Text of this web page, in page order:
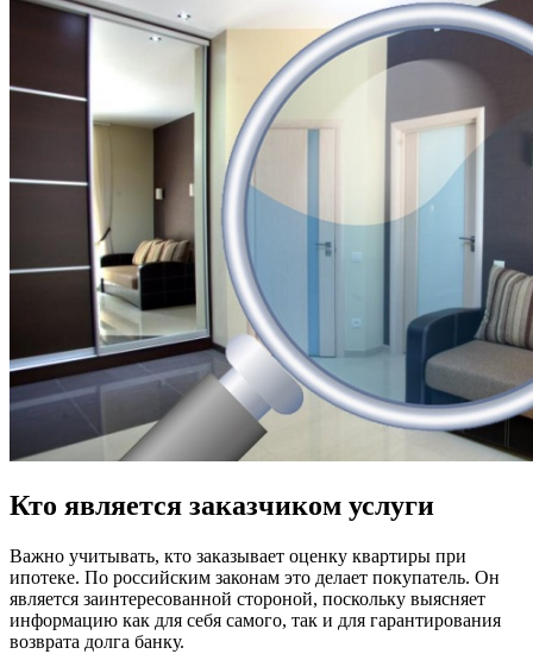
Кто является заказчиком услуги
Важно учитывать, кто заказывает оценку квартиры при
ипотеке. По российским законам это делает покупатель. Он
является заинтересованной стороной, поскольку выясняет
информацию как для себя самого, так и для гарантирования
возврата долга банку.